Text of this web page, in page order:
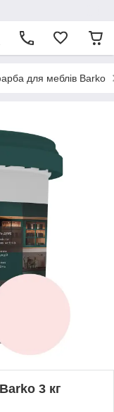
для меблів Barko
3 кг